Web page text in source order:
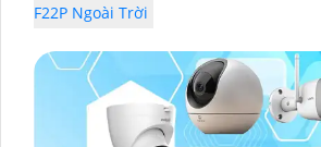
F22P Ngoài Trời